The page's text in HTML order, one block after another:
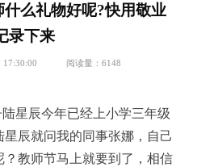
么礼物好呢?快用敬业
录下来
17:30:00 阅读量：6148
星辰今年已经上小学三年级
辰就问我的同事张娜，自己
教师节马上就要到了，相信